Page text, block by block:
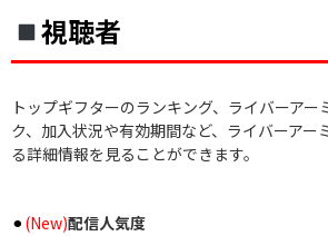
視聴者
トップギフターのランキング、ライバーアー
ク、加入状況や有効期間など、ライバーアー
る詳細情報を見ることができます。
⚫︎ (New)配信人気度